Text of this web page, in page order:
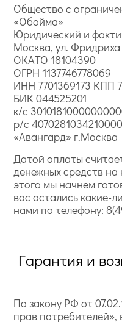
Общество с
«Обойма»
Юридический и
Москва, ул. Фридриха
ОКАТО 18104390
ОГРН 1137746778069
ИНН 7701369173 КПП
БИК 044525201
к/с
р/с
«Авангард» г.Москва
Датой оплаты
денежных средств
этого мы начнем
вас остались какие-
нами по телефону:
Гарантия и
По закону РФ от
прав потребителей»,